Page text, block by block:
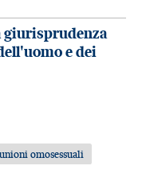
giurisprudenza
e dei
unioni omosessuali